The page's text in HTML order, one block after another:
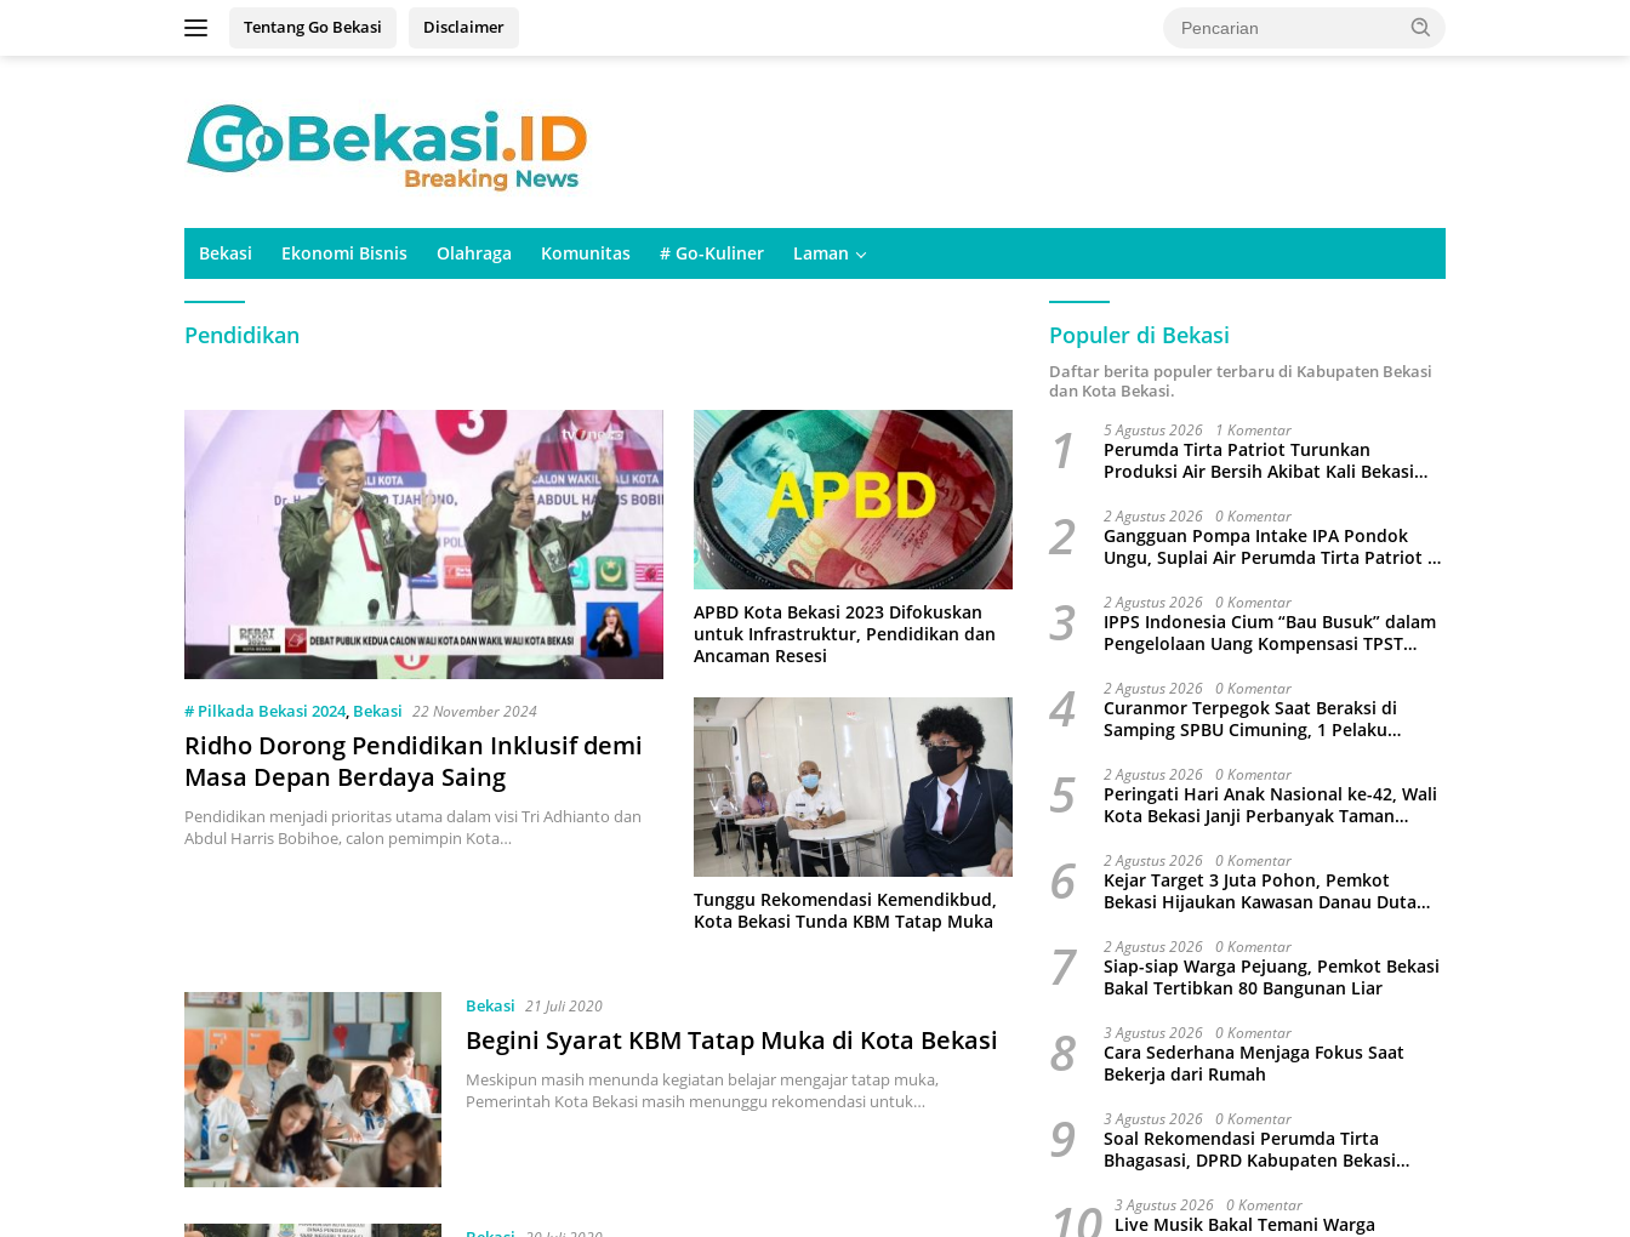
Tentang Go Bekasi Disclaimer
Bekasi Ekonomi Bisnis Olahraga Komunitas # Go-Kuliner Laman
Pendidikan
# Pilkada Bekasi 2024, Bekasi 22 November 2024
Ridho Dorong Pendidikan Inklusif demi
Masa Depan Berdaya Saing
Pendidikan menjadi prioritas utama dalam visi Tri Adhianto dan
Abdul Harris Bobihoe, calon pemimpin Kota…
APBD Kota Bekasi 2023 Difokuskan
untuk Infrastruktur, Pendidikan dan
Ancaman Resesi
Tunggu Rekomendasi Kemendikbud,
Kota Bekasi Tunda KBM Tatap Muka
Bekasi 21 Juli 2020
Begini Syarat KBM Tatap Muka di Kota Bekasi
Meskipun masih menunda kegiatan belajar mengajar tatap muka,
Pemerintah Kota Bekasi masih menunggu rekomendasi untuk…
Populer di Bekasi
Daftar berita populer terbaru di Kabupaten Bekasi
dan Kota Bekasi.
1 5 Agustus 2026 1 Komentar
Perumda Tirta Patriot Turunkan
Produksi Air Bersih Akibat Kali Bekasi
2 2 Agustus 2026 0 Komentar
Gangguan Pompa Intake IPA Pondok
Ungu, Suplai Air Perumda Tirta Patriot di
3 2 Agustus 2026 0 Komentar
IPPS Indonesia Cium “Bau Busuk” dalam
Pengelolaan Uang Kompensasi TPST
4 2 Agustus 2026 0 Komentar
Curanmor Terpegok Saat Beraksi di
Samping SPBU Cimuning, 1 Pelaku
5 2 Agustus 2026 0 Komentar
Peringati Hari Anak Nasional ke-42, Wali
Kota Bekasi Janji Perbanyak Taman
6 2 Agustus 2026 0 Komentar
Kejar Target 3 Juta Pohon, Pemkot
Bekasi Hijaukan Kawasan Danau Duta
7 2 Agustus 2026 0 Komentar
Siap-siap Warga Pejuang, Pemkot Bekasi
Bakal Tertibkan 80 Bangunan Liar
8 3 Agustus 2026 0 Komentar
Cara Sederhana Menjaga Fokus Saat
Bekerja dari Rumah
9 3 Agustus 2026 0 Komentar
Soal Rekomendasi Perumda Tirta
Bhagasasi, DPRD Kabupaten Bekasi
3 Agustus 2026 0 Komentar
Live Musik Bakal Temani Warga